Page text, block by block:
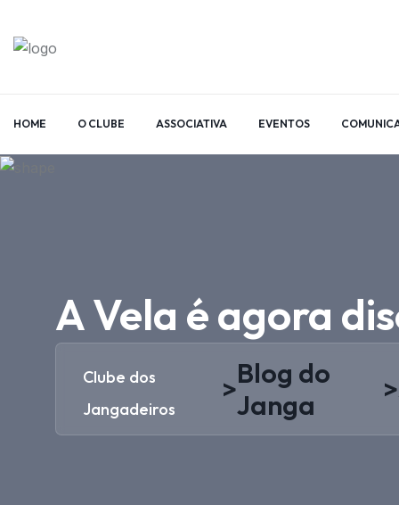
HOME O CLUBE ASSOCIATIVA EVENTOS
A Vela é agora
Clube dos
Jangadeiros
>Blog do
Janga
>